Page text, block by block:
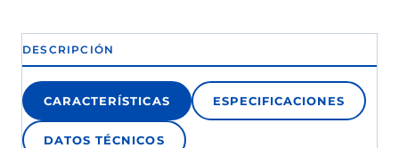
DESCRIPCIÓN
CARACTERÍSTICAS ESPECIFICACIONES
DATOS TÉCNICOS